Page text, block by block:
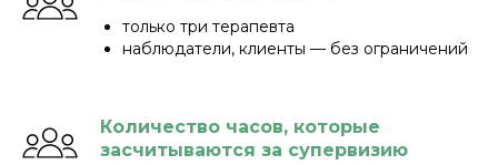
только три терапевта
наблюдатели, клиенты — без ограничений
Количество часов, которые
засчитываются за супервизию